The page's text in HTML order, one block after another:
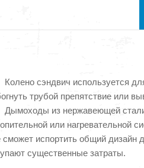
Колено сэндвич используется
трубой препятствие или
Дымоходы из нержавеющей
или нагревательной
сможет испортить общий дизайн
существенные затраты.